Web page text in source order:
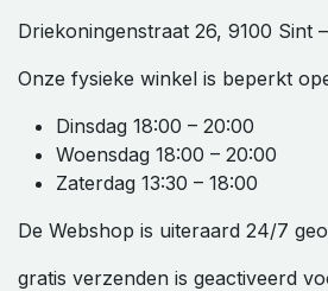
Driekoningenstraat 26, 9100 Sint
Onze fysieke winkel is beperkt
Dinsdag 18:00 – 20:00
Woensdag 18:00 – 20:00
Zaterdag 13:30 – 18:00
De Webshop is uiteraard 24/7
gratis verzenden is geactiveerd